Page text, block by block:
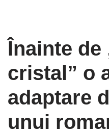
Înainte de
cristal” o
adaptare
unui